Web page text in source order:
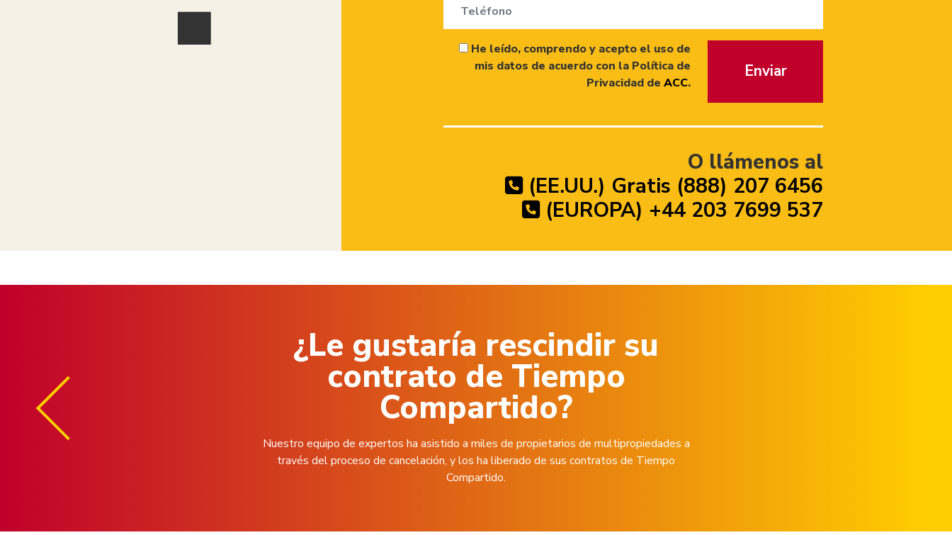
He leído, comprendo y acepto el uso de
mis datos de acuerdo con la Política de
Privacidad deACC.
Enviar
O llámenos al
(EE.UU.) Gratis (888) 207 6456
(EUROPA) +44 203 7699 537
¿Le gustaría rescindir su
contrato de Tiempo
Compartido?
Nuestro equipo de expertos ha asistido a miles de propietarios de multipropiedades a
través del proceso de cancelación, y los ha liberado de sus contratos de Tiempo
Compartido.